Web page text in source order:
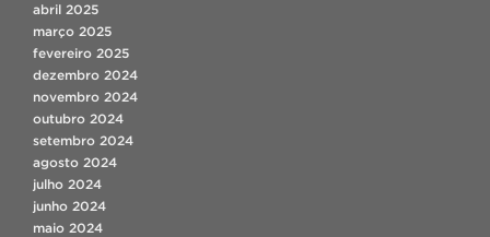
abril 2025
março 2025
fevereiro 2025
dezembro 2024
novembro 2024
outubro 2024
setembro 2024
agosto 2024
julho 2024
junho 2024
maio 2024